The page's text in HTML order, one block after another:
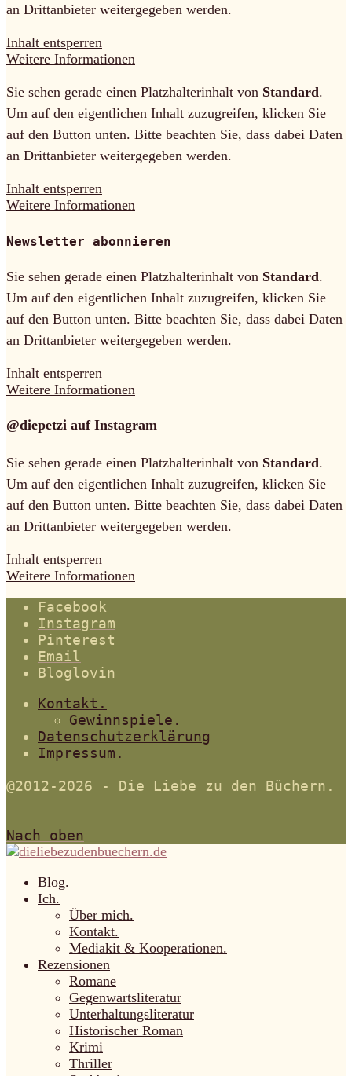
an Drittanbieter weitergegeben werden.
Inhalt entsperren
Weitere Informationen
Sie sehen gerade einen Platzhalterinhalt von Standard.
Um auf den eigentlichen Inhalt zuzugreifen, klicken Sie
auf den Button unten. Bitte beachten Sie, dass dabei Daten
an Drittanbieter weitergegeben werden.
Inhalt entsperren
Weitere Informationen
Newsletter abonnieren
Sie sehen gerade einen Platzhalterinhalt von Standard.
Um auf den eigentlichen Inhalt zuzugreifen, klicken Sie
auf den Button unten. Bitte beachten Sie, dass dabei Daten
an Drittanbieter weitergegeben werden.
Inhalt entsperren
Weitere Informationen
@diepetzi auf Instagram
Sie sehen gerade einen Platzhalterinhalt von Standard.
Um auf den eigentlichen Inhalt zuzugreifen, klicken Sie
auf den Button unten. Bitte beachten Sie, dass dabei Daten
an Drittanbieter weitergegeben werden.
Inhalt entsperren
Weitere Informationen
Facebook
Instagram
Pinterest
Email
Bloglovin
Kontakt.
Gewinnspiele.
Datenschutzerklärung
Impressum.
@2012-2026 - Die Liebe zu den Büchern.
Nach oben
Blog.
Ich.
Über mich.
Kontakt.
Mediakit & Kooperationen.
Rezensionen
Romane
Gegenwartsliteratur
Unterhaltungsliteratur
Historischer Roman
Krimi
Thriller